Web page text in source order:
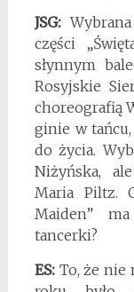
JSG:
części
słynnym
Rosyjskie
choreografią
ginie w
do życia.
Niżyńska,
Maria Piltz.
Maiden”
tancerki?
ES:To, że nie